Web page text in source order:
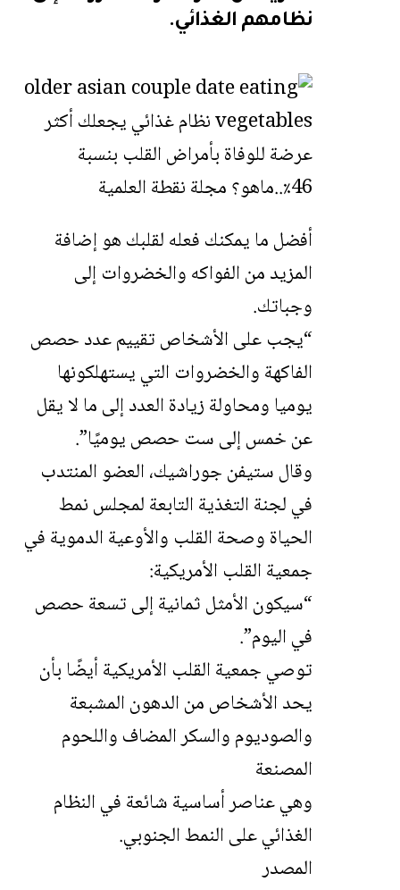
نظامهم الغذائي.
أفضل ما يمكنك فعله لقلبك هو إضافة
المزيد من الفواكه والخضروات إلى
وجباتك.
“يجب على الأشخاص تقييم عدد حصص
الفاكهة والخضروات التي يستهلكونها
يوميا ومحاولة زيادة العدد إلى ما لا يقل
عن خمس إلى ست حصص يوميًا”.
وقال ستيفن جوراشيك، العضو المنتدب
في لجنة التغذية التابعة لمجلس نمط
الحياة وصحة القلب والأوعية الدموية في
جمعية القلب الأمريكية:
“سيكون الأمثل ثمانية إلى تسعة حصص
في اليوم”.
توصي جمعية القلب الأمريكية أيضًا بأن
يحد الأشخاص من الدهون المشبعة
والصوديوم والسكر المضاف واللحوم
المصنعة
وهي عناصر أساسية شائعة في النظام
الغذائي على النمط الجنوبي.
المصدر